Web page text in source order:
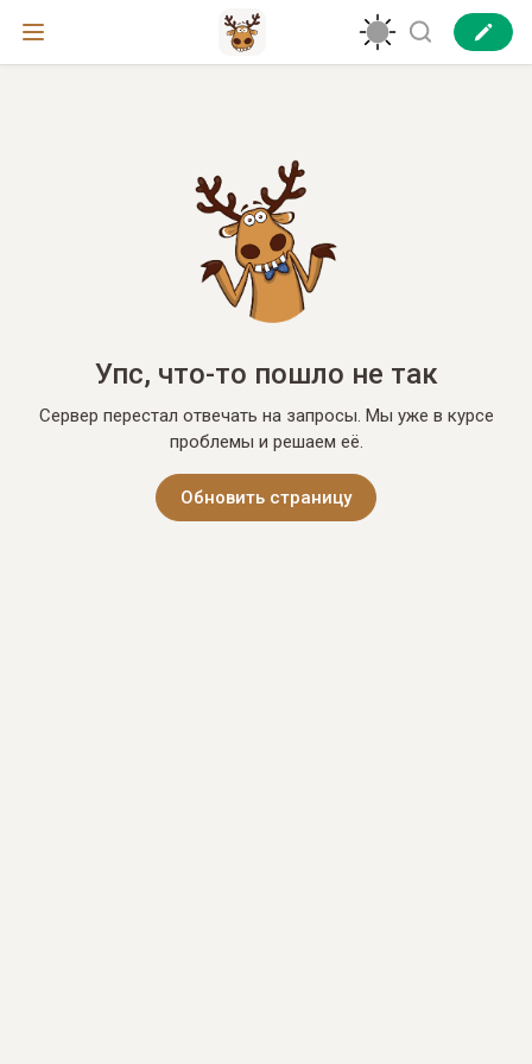
Упс, что-то пошло не так
Сервер перестал отвечать на запросы. Мы уже в курсе
проблемы и решаем её.
Обновить страницу